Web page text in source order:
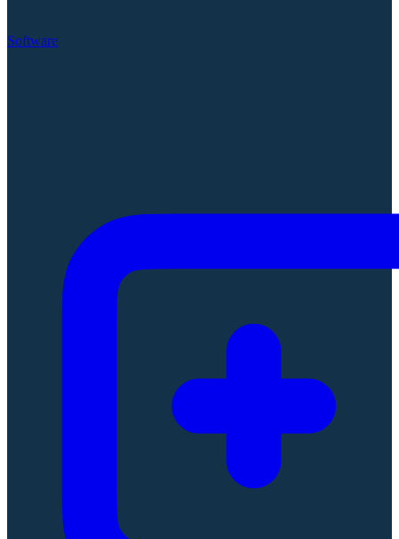
Software